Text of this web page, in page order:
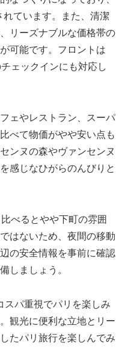
ています。また、清潔
リーズナブルな価格帯の
可能です。フロントは
ェックインにも対応し
ェやレストラン、スーパ
べて物価がやや安い点も
ンヌの森やヴァンセンヌ
感じなひがらのんびりと
べるとやや下町の雰囲
はないため、夜間の移動
の安全情報を事前に確認
しましょう。
スパ重視でパリを楽しみ
観光に便利な立地とリー
たパリ旅行を楽しんでみ